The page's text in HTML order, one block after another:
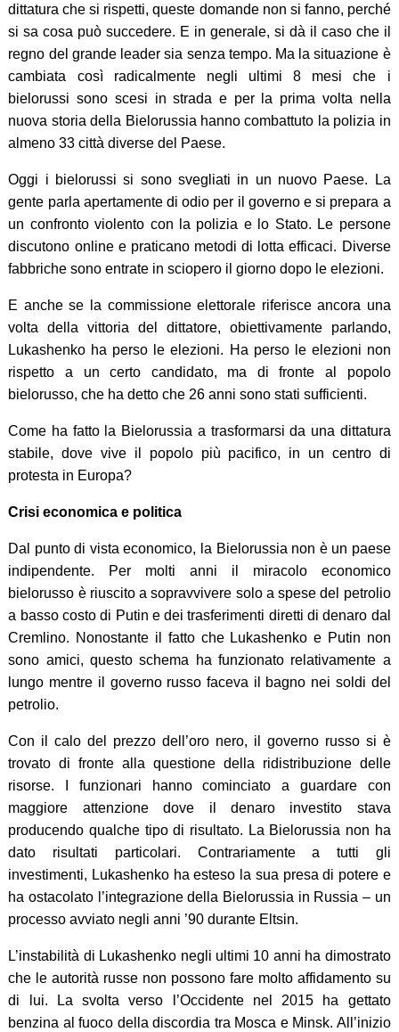
dittatura che si rispetti, queste domande non si fanno, perché
si sa cosa può succedere. E in generale, si dà il caso che il
regno del grande leader sia senza tempo. Ma la situazione è
cambiata così radicalmente negli ultimi 8 mesi che i
bielorussi sono scesi in strada e per la prima volta nella
nuova storia della Bielorussia hanno combattuto la polizia in
almeno 33 città diverse del Paese.
Oggi i bielorussi si sono svegliati in un nuovo Paese. La
gente parla apertamente di odio per il governo e si prepara a
un confronto violento con la polizia e lo Stato. Le persone
discutono online e praticano metodi di lotta efficaci. Diverse
fabbriche sono entrate in sciopero il giorno dopo le elezioni.
E anche se la commissione elettorale riferisce ancora una
volta della vittoria del dittatore, obiettivamente parlando,
Lukashenko ha perso le elezioni. Ha perso le elezioni non
rispetto a un certo candidato, ma di fronte al popolo
bielorusso, che ha detto che 26 anni sono stati sufficienti.
Come ha fatto la Bielorussia a trasformarsi da una dittatura
stabile, dove vive il popolo più pacifico, in un centro di
protesta in Europa?
Crisi economica e politica
Dal punto di vista economico, la Bielorussia non è un paese
indipendente. Per molti anni il miracolo economico
bielorusso è riuscito a sopravvivere solo a spese del petrolio
a basso costo di Putin e dei trasferimenti diretti di denaro dal
Cremlino. Nonostante il fatto che Lukashenko e Putin non
sono amici, questo schema ha funzionato relativamente a
lungo mentre il governo russo faceva il bagno nei soldi del
petrolio.
Con il calo del prezzo dell’oro nero, il governo russo si è
trovato di fronte alla questione della ridistribuzione delle
risorse. I funzionari hanno cominciato a guardare con
maggiore attenzione dove il denaro investito stava
producendo qualche tipo di risultato. La Bielorussia non ha
dato risultati particolari. Contrariamente a tutti gli
investimenti, Lukashenko ha esteso la sua presa di potere e
ha ostacolato l’integrazione della Bielorussia in Russia – un
processo avviato negli anni ’90 durante Eltsin.
L’instabilità di Lukashenko negli ultimi 10 anni ha dimostrato
che le autorità russe non possono fare molto affidamento su
di lui. La svolta verso l’Occidente nel 2015 ha gettato
benzina al fuoco della discordia tra Mosca e Minsk. All’inizio